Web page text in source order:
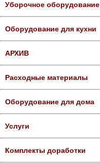
Уборочное оборудование
Оборудование для кухни
АРХИВ
Расходные материалы
Оборудование для дома
Услуги
Комплекты доработки